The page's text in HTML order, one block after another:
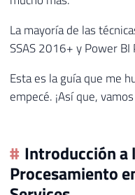
La mayoría de las
SSAS 2016+ y Power
Esta es la guía que me
empecé. ¡Así que,
Introducción a
Procesamiento